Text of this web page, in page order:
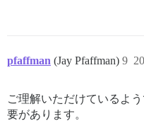
pfaffman (Jay Pfaffman) 9
ご理解いただけているよ
要があります。